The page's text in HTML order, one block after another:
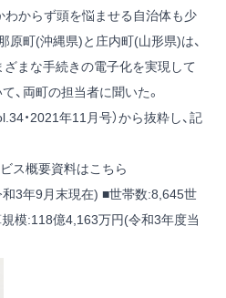
からず頭を悩ませる自治体も少
原町(沖縄県)と庄内町(山形県)は、
ざまな手続きの電子化を実現して
、両町の担当者に聞いた。
・2021年11月号）から抜粋し、記
ス概要資料はこちら
3年9月末現在) ■世帯数:8,645世
模:118億4,163万円(令和3年度当